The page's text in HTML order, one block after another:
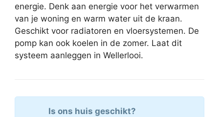
energie. Denk aan energie voor het verwarmen
van je woning en warm water uit de kraan.
Geschikt voor radiatoren en vloersystemen. De
pomp kan ook koelen in de zomer. Laat dit
systeem aanleggen in Wellerlooi.
Is ons huis geschikt?